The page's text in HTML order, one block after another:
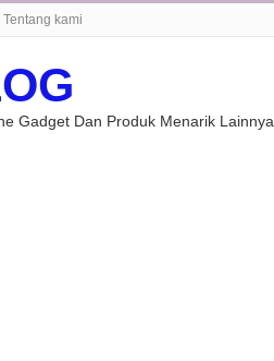
Tentang kami
Gadget Dan Produk Menarik Lainnya